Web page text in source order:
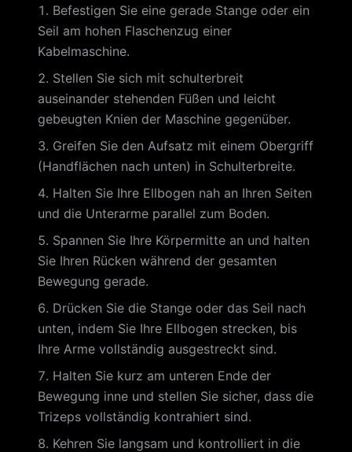
Befestigen Sie eine gerade Stange oder ein
Seil am hohen Flaschenzug einer
Kabelmaschine.
Stellen Sie sich mit schulterbreit
auseinander stehenden Füßen und leicht
gebeugten Knien der Maschine gegenüber.
Greifen Sie den Aufsatz mit einem Obergriff
(Handflächen nach unten) in Schulterbreite.
Halten Sie Ihre Ellbogen nah an Ihren Seiten
und die Unterarme parallel zum Boden.
Spannen Sie Ihre Körpermitte an und halten
Sie Ihren Rücken während der gesamten
Bewegung gerade.
Drücken Sie die Stange oder das Seil nach
unten, indem Sie Ihre Ellbogen strecken, bis
Ihre Arme vollständig ausgestreckt sind.
Halten Sie kurz am unteren Ende der
Bewegung inne und stellen Sie sicher, dass die
Trizeps vollständig kontrahiert sind.
Kehren Sie langsam und kontrolliert in die